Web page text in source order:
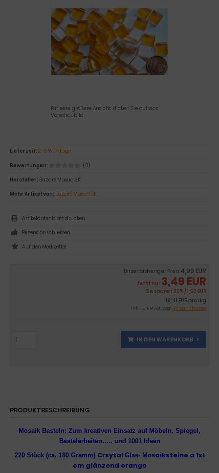
Für eine größere Ansicht klicken Sie auf das
Vorschaubild
Unser bisheriger Preis 4,99 EUR
Jetzt nur 3,49 EUR
Sie sparen 30% / 1,50 EUR
19,41 EUR pro 1 kg
inkl. 19 % MwSt. zzgl.Versandkosten
IN DEN WARENKORB
Lieferzeit: 2-3 Werktage
Bewertungen:
(0)
Hersteller: Bazare Masud e.K.
Mehr Artikel von: Bazare Masud e.K.
Artikeldatenblatt drucken
Rezension schreiben
PRODUKTBESCHREIBUNG
Mosaik Basteln: Zum kreativen Einsatz auf Möbeln, Spiegel,
Bastelarbeiten….. und 1001 Ideen
220 Stück (ca. 180 Gramm) Crsytal Glas- Mosaiksteine a 1x1
cm glänzend orange